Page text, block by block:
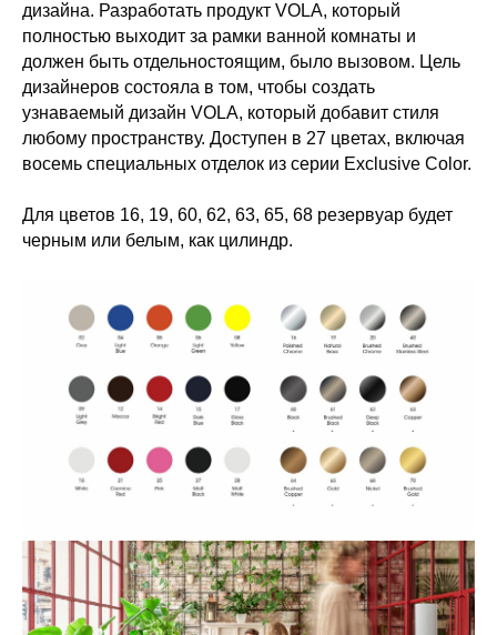
дизайна. Разработать продукт VOLA, который
полностью выходит за рамки ванной комнаты и
должен быть отдельностоящим, было вызовом. Цель
дизайнеров состояла в том, чтобы создать
узнаваемый дизайн VOLA, который добавит стиля
любому пространству. Доступен в 27 цветах, включая
восемь специальных отделок из серии Exclusive Color.
Для цветов 16, 19, 60, 62, 63, 65, 68 резервуар будет
черным или белым, как цилиндр.